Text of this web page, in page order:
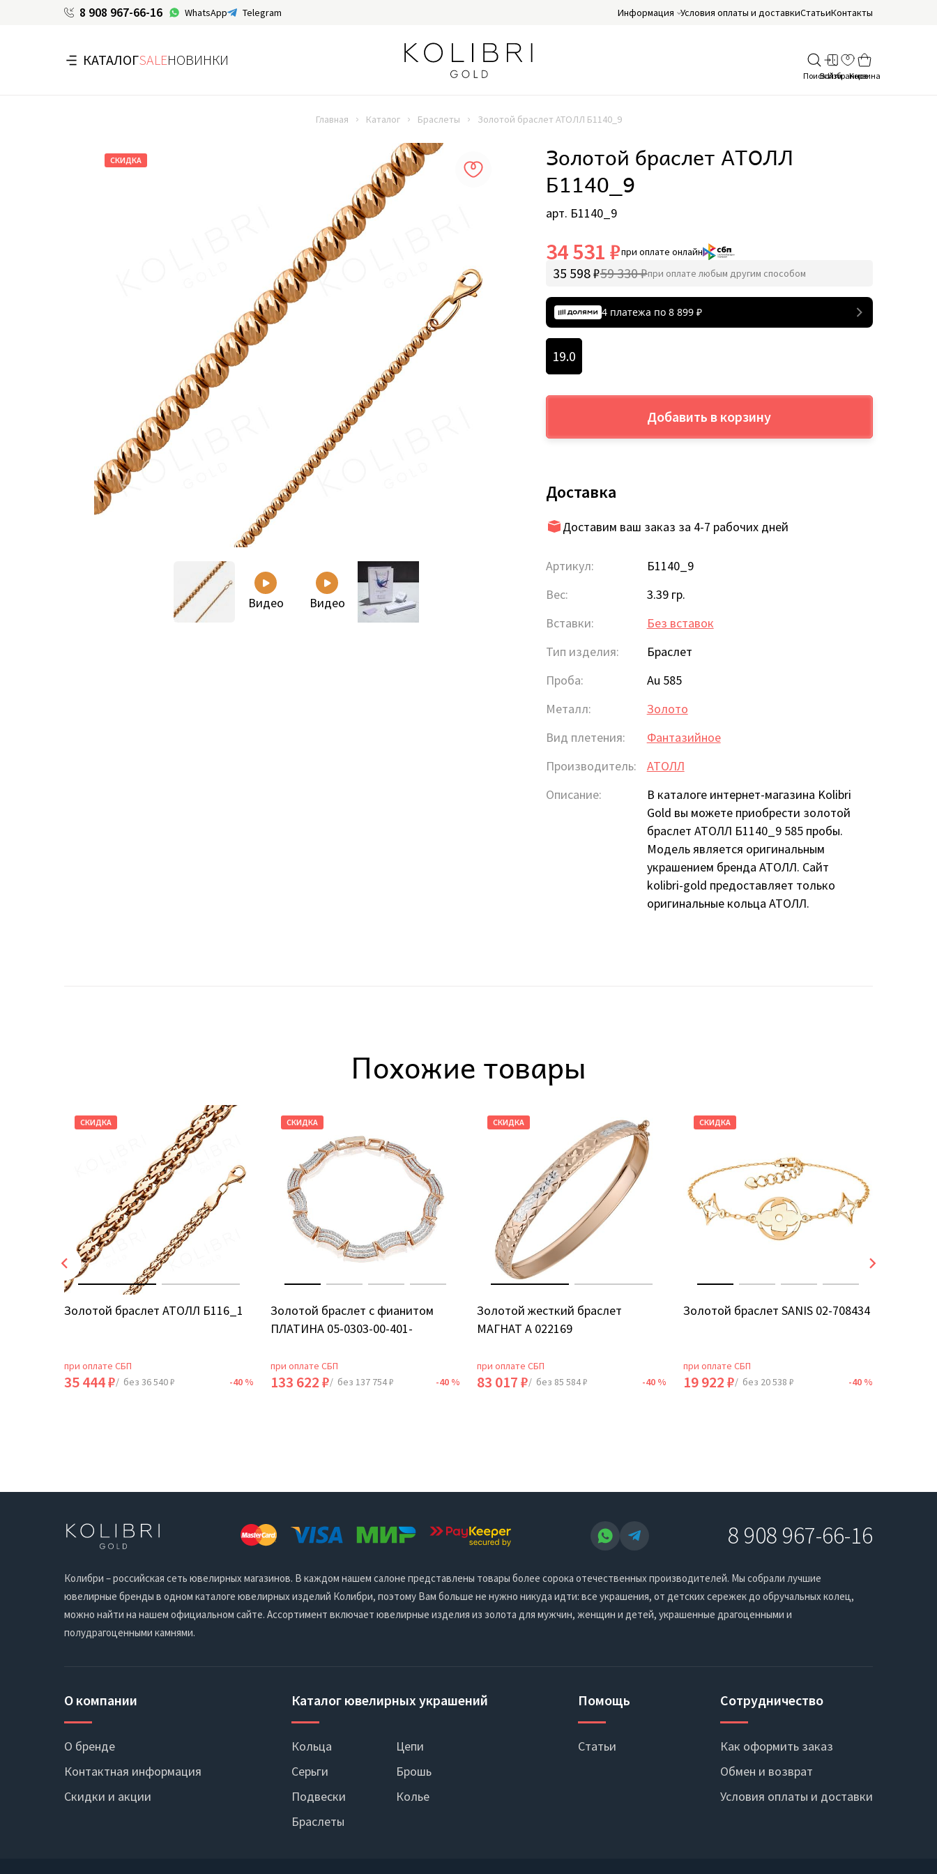
8 908 967-66-16 WhatsApp Telegram Информация Условия оплаты и доставкиСтатьиКонтакты
КАТАЛОГSALEНОВИНКИ
Главная Каталог Браслеты Золотой браслет АТОЛЛ Б1140_9
СКИДКА
Видео Видео
Золотой браслет АТОЛЛ
Б1140_9
арт. Б1140_9
34 531 ₽при оплате онлайн
35 598 ₽59 330 ₽при оплате любым другим способом
4 платежа по 8 899₽
19.0
Добавить в корзину
Доставка
Доставим ваш заказ за 4-7 рабочих дней
Артикул:
Б1140_9
Вес:
3.39 гр.
Вставки:
Без вставок
Тип изделия:
Браслет
Проба:
Au 585
Металл:
Золото
Вид плетения:
Фантазийное
Производитель:
АТОЛЛ
Описание:
В каталоге интернет-магазина Kolibri
Gold вы можете приобрести золотой
браслет АТОЛЛ Б1140_9 585 пробы.
Модель является оригинальным
украшением бренда АТОЛЛ. Сайт
kolibri-gold предоставляет только
оригинальные кольца АТОЛЛ.
Похожие товары
СКИДКА
Золотой браслет АТОЛЛ Б116_1
при оплате СБП
35 444 ₽/ без 36 540 ₽ -40 %
СКИДКА
Золотой браслет с фианитом
ПЛАТИНА 05-0303-00-401-
при оплате СБП
133 622 ₽/ без 137 754 ₽ -40 %
СКИДКА
Золотой жесткий браслет
МАГНАТ А 022169
при оплате СБП
83 017 ₽/ без 85 584 ₽ -40 %
СКИДКА
Золотой браслет SANIS 02-708434
при оплате СБП
19 922 ₽/ без 20 538 ₽ -40 %
8 908 967-66-16
Колибри – российская сеть ювелирных магазинов. В каждом нашем салоне представлены товары более сорока отечественных производителей. Мы собрали лучшие
ювелирные бренды в одном каталоге ювелирных изделий Колибри, поэтому Вам больше не нужно никуда идти: все украшения, от детских сережек до обручальных колец,
можно найти на нашем официальном сайте. Ассортимент включает ювелирные изделия из золота для мужчин, женщин и детей, украшенные драгоценными и
полудрагоценными камнями.
О компании
О бренде
Контактная информация
Скидки и акции
Каталог ювелирных украшений
Кольца
Серьги
Подвески
Браслеты
Цепи
Брошь
Колье
Помощь
Статьи
Сотрудничество
Как оформить заказ
Обмен и возврат
Условия оплаты и доставки